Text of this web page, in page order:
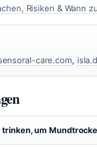
Risiken & Wann
care.com,
um